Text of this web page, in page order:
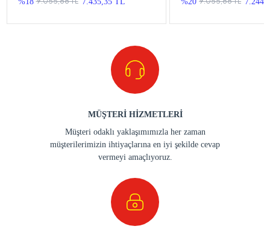
MÜŞTERİ HİZMETLERİ
Müşteri odaklı yaklaşımımızla her zaman
müşterilerimizin ihtiyaçlarına en iyi şekilde cevap
vermeyi amaçlıyoruz.